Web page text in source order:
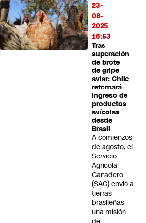
23-
08-
2025
16:53
Tras
superación
de brote
de gripe
aviar: Chile
retomará
ingreso de
productos
avícolas
desde
Brasil
A comienzos
de agosto, el
Servicio
Agrícola
Ganadero
(SAG) envió a
tierras
brasileñas
una misión
de